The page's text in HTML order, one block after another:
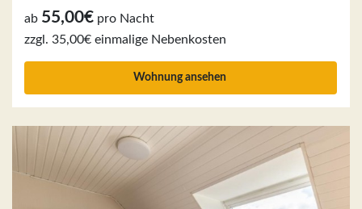
ab 55,00€ pro Nacht
zzgl. 35,00€ einmalige Nebenkosten
Wohnung ansehen